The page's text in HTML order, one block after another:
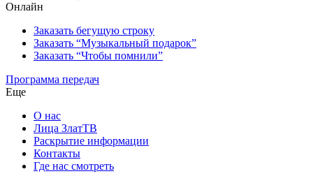
Онлайн
Заказать бегущую строку
Заказать “Музыкальный подарок”
Заказать “Чтобы помнили”
Программа передач
Еще
О нас
Лица ЗлатТВ
Раскрытие информации
Контакты
Где нас смотреть